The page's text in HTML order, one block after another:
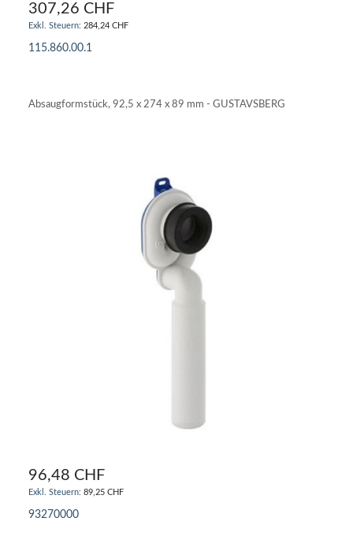
307,26 CHF
284,24 CHF
115.860.00.1
Absaugformstück, 92,5 x 274 x 89 mm - GUSTAVSBERG
96,48 CHF
89,25 CHF
93270000